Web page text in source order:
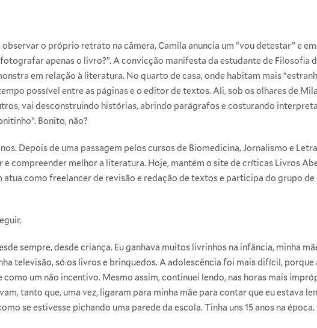
o próprio retrato na câmera, Camila anuncia um “vou detestar” e
apenas o livro?”. A convicção manifesta da estudante de Filosofia
em relação à literatura. No quarto de casa, onde habitam mais
possível entre as páginas e o editor de textos. Ali, sob os olhares de
vai desconstruindo histórias, abrindo parágrafos e costurando
Bonito, não?
Depois de uma passagem pelos cursos de Biomedicina, Jornalismo e
e compreender melhor a literatura. Hoje, mantém o site de críticas Livros
como freelancer de revisão e redação de textos e participa do grupo de
sempre, desde criança. Eu ganhava muitos livrinhos na infância, minha
televisão, só os livros e brinquedos. A adolescência foi mais difícil, porque
um não incentivo. Mesmo assim, continuei lendo, nas horas mais
tanto que, uma vez, ligaram para minha mãe para contar que eu estava
se estivesse pichando uma parede da escola. Tinha uns 15 anos na época.